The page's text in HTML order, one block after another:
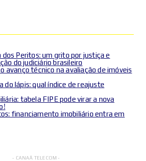
dos Peritos: um grito por justiça e
do judiciário brasileiro
avanço técnico na avaliação de imóveis
do lápis: qual índice de reajuste
tabela FIPE pode virar a nova
financiamento imobiliário entra em
- CANAÃ TELECOM -